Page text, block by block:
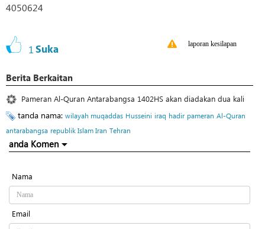
4050624
1 Suka laporan kesilapan
Berita Berkaitan
Pameran Al-Quran Antarabangsa 1402HS akan diadakan dua kali
tanda nama: wilayah muqaddas Husseini iraq hadir pameran Al-Quran
antarabangsa republik Islam Iran Tehran
anda Komen
Nama
Email